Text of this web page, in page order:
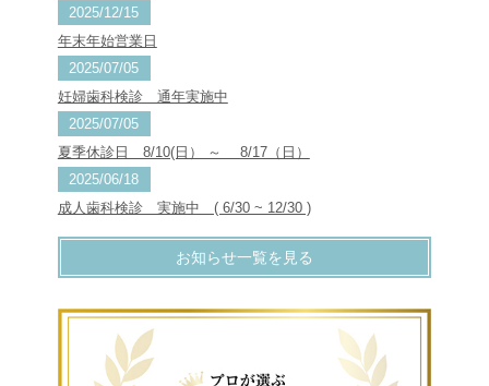
2025/12/15
年末年始営業日
2025/07/05
妊婦歯科検診 通年実施中
2025/07/05
夏季休診日 8/10(日） ～ 8/17（日）
2025/06/18
成人歯科検診 実施中 ( 6/30 ~ 12/30 )
お知らせ一覧を見る